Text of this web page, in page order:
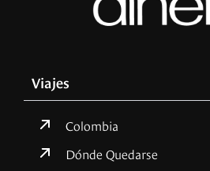
Viajes
Colombia
Dónde Quedarse